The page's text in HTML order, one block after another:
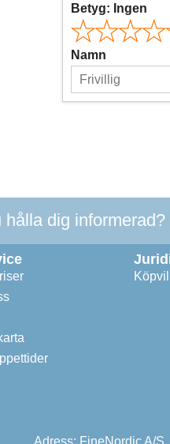
Betyg: Ingen
Namn
hålla dig